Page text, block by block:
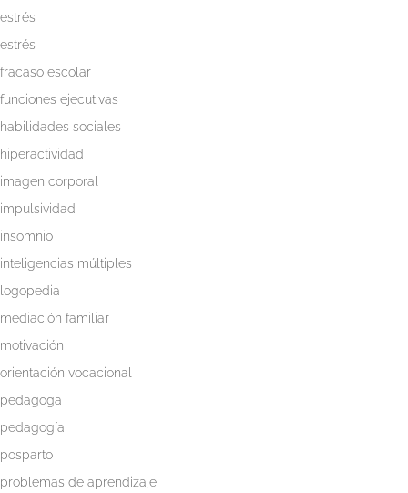
estrés
estrés
fracaso escolar
funciones ejecutivas
habilidades sociales
hiperactividad
imagen corporal
impulsividad
insomnio
inteligencias múltiples
logopedia
mediación familiar
motivación
orientación vocacional
pedagoga
pedagogía
posparto
problemas de aprendizaje